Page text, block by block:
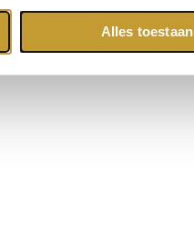
Alles toestaan